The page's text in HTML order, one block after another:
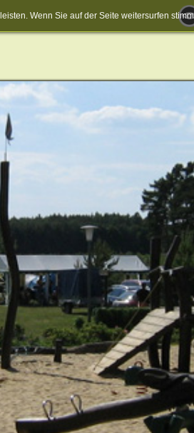
Wenn Sie auf der Seite weitersurfen